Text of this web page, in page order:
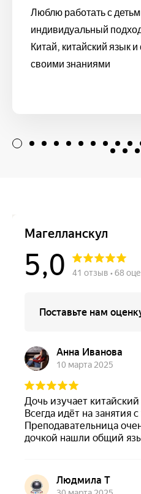
Люблю работать с
индивидуальный
Китай, китайский язык
своими знаниями